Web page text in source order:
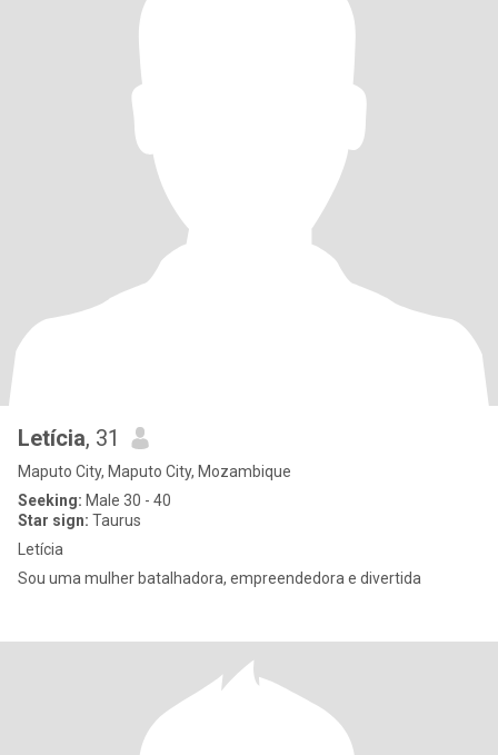
Letícia, 31
Maputo City, Maputo City, Mozambique
Seeking: Male 30 - 40
Star sign: Taurus
Letícia
Sou uma mulher batalhadora, empreendedora e divertida